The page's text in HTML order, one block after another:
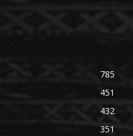
785
451
432
351